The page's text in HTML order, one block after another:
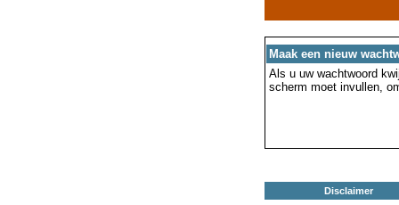
Maak een nieuw
Als u uw wachtwoord
scherm moet invullen,
Disclaimer